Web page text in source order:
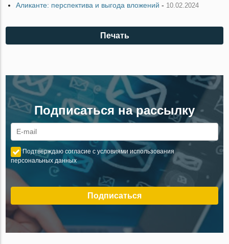
Аликанте: перспектива и выгода вложений - 10.02.2024
Печать
Подписаться на рассылку
Подтверждаю согласие с условиями использования
персональных данных
Подписаться